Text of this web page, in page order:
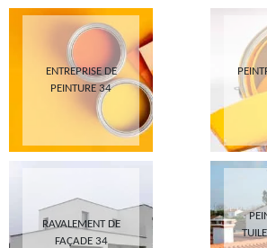
ENTREPRISE DE
PEINTURE 34
RAVALEMENT DE
FAÇADE 34